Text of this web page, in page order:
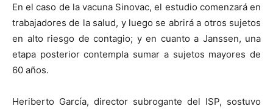
En el caso de la vacuna Sinovac, el estudio comenzará en
trabajadores de la salud, y luego se abrirá a otros sujetos
en alto riesgo de contagio; y en cuanto a Janssen, una
etapa posterior contempla sumar a sujetos mayores de
60 años.
Heriberto García, director subrogante del ISP, sostuvo